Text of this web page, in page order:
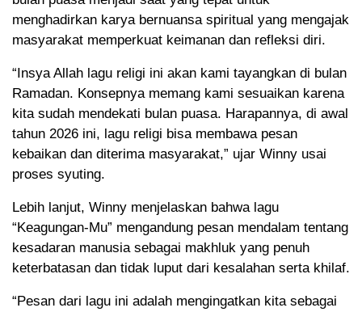
menghadirkan karya bernuansa spiritual yang mengajak
masyarakat memperkuat keimanan dan refleksi diri.
“Insya Allah lagu religi ini akan kami tayangkan di bulan
Ramadan. Konsepnya memang kami sesuaikan karena
kita sudah mendekati bulan puasa. Harapannya, di awal
tahun 2026 ini, lagu religi bisa membawa pesan
kebaikan dan diterima masyarakat,” ujar Winny usai
proses syuting.
Lebih lanjut, Winny menjelaskan bahwa lagu
“Keagungan-Mu” mengandung pesan mendalam tentang
kesadaran manusia sebagai makhluk yang penuh
keterbatasan dan tidak luput dari kesalahan serta khilaf.
“Pesan dari lagu ini adalah mengingatkan kita sebagai